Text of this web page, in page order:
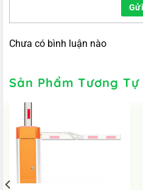
Gửi
Chưa có bình luận nào
Sản Phẩm Tương Tự